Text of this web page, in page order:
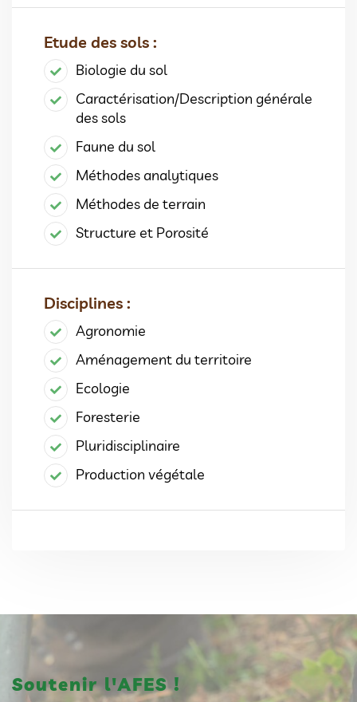
Etude des sols :
Biologie du sol
Caractérisation/Description générale
des sols
Faune du sol
Méthodes analytiques
Méthodes de terrain
Structure et Porosité
Disciplines :
Agronomie
Aménagement du territoire
Ecologie
Foresterie
Pluridisciplinaire
Production végétale
Soutenir l'AFES !